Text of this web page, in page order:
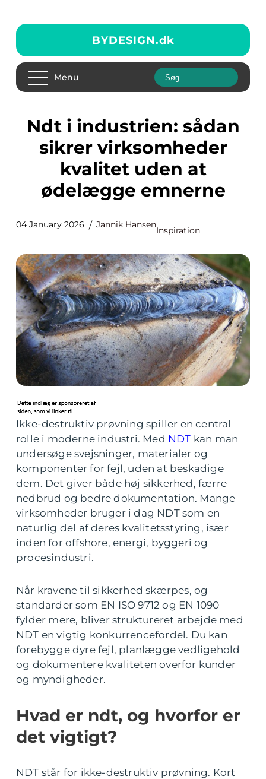
BYDESIGN.dk
Menu
Ndt i industrien: sådan
sikrer virksomheder
kvalitet uden at
ødelægge emnerne
04 January 2026 Jannik Hansen
Inspiration
Ikke-destruktiv prøvning spiller en central
rolle i moderne industri. Med NDT kan man
undersøge svejsninger, materialer og
komponenter for fejl, uden at beskadige
dem. Det giver både høj sikkerhed, færre
nedbrud og bedre dokumentation. Mange
virksomheder bruger i dag NDT som en
naturlig del af deres kvalitetsstyring, især
inden for offshore, energi, byggeri og
procesindustri.
Når kravene til sikkerhed skærpes, og
standarder som EN ISO 9712 og EN 1090
fylder mere, bliver struktureret arbejde med
NDT en vigtig konkurrencefordel. Du kan
forebygge dyre fejl, planlægge vedligehold
og dokumentere kvaliteten overfor kunder
og myndigheder.
Hvad er ndt, og hvorfor er
det vigtigt?
NDT står for ikke-destruktiv prøvning. Kort